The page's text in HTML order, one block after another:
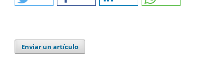
Enviar un artículo